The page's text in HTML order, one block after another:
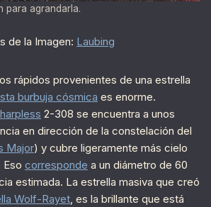
para agrandarla.
de la Imagen: Laubing
rápidos provenientes de una estrella
burbuja cósmica es enorme.
2-308 se encuentra a unos
en dirección de la constelación del
Major) y cubre ligeramente más cielo
Eso corresponde a un diámetro de 60
estimada. La estrella masiva que creó
Wolf-Rayet, es la brillante que está